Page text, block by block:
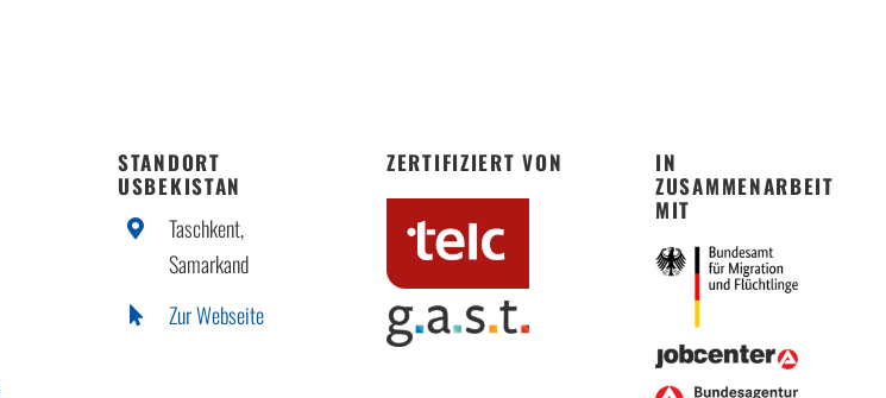
STANDORT
USBEKISTAN
Taschkent,
Samarkand
Zur Webseite
ZERTIFIZIERT VON
IN
ZUSAMMENARBEIT
MIT